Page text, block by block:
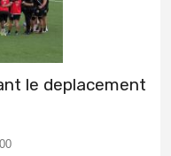
le deplacement